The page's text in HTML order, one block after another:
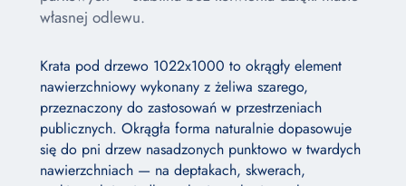
własnej odlewu.
Krata pod drzewo 1022x1000 to okrągły element
nawierzchniowy wykonany z żeliwa szarego,
przeznaczony do zastosowań w przestrzeniach
publicznych. Okrągła forma naturalnie dopasowuje
się do pni drzew nasadzonych punktowo w twardych
nawierzchniach — na deptakach, skwerach,